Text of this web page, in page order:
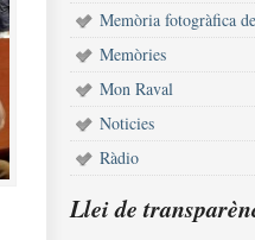
Memòria fotogràfica
Memòries
Mon Raval
Noticies
Ràdio
Llei de